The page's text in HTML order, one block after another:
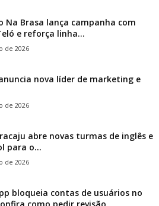
Na Brasa lança campanha com
e reforça linha...
de 2026
nova líder de marketing e
de 2026
abre novas turmas de inglês e
para o...
de 2026
bloqueia contas de usuários no